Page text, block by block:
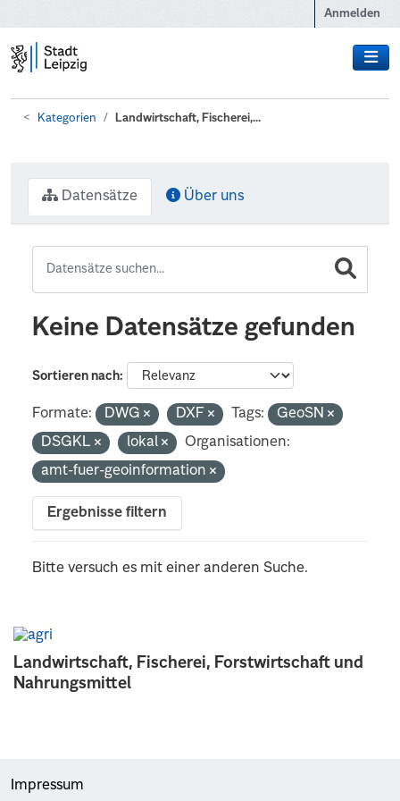
Anmelden
Kategorien Landwirtschaft, Fischerei,...
Landwirtschaft, Fischerei, Forstwirtschaft und
Nahrungsmittel
Datensätze Über uns
Keine Datensätze gefunden
Sortieren nach
Formate: DWG DXF Tags:
GeoSN
DSGKL
lokal
Organisationen:
amt-fuer-geoinformation
Ergebnisse filtern
Bitte versuch es mit einer anderen Suche.
Impressum